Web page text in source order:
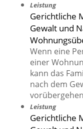
Leistung
Gerichtliche
Gewalt und
Wenn eine
einer
kann das
nach dem
Leistung
Gerichtliche